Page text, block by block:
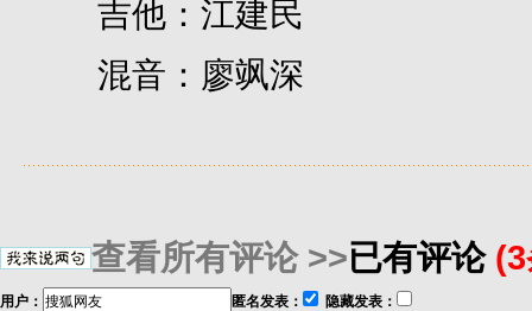
吉他：江建民
混音：廖飒深
查看所有评论 >>已有评论
用户： 匿名发表： 隐藏发表：